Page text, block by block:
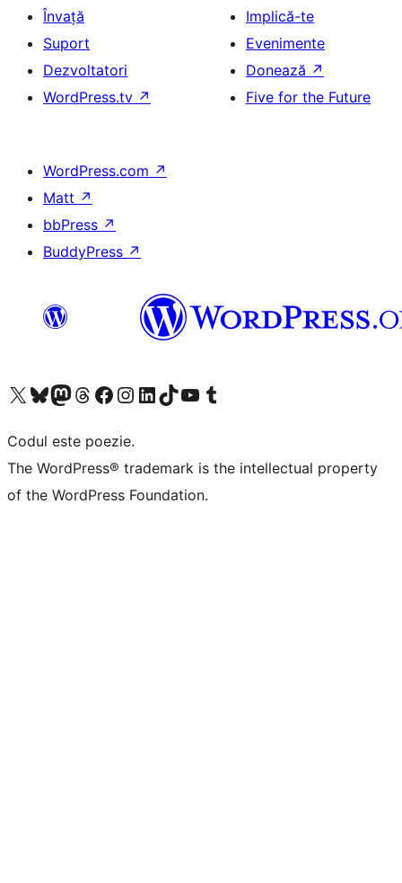
Învață
Suport
Dezvoltatori
WordPress.tv ↗
Implică-te
Evenimente
Donează ↗
Five for the Future
WordPress.com ↗
Matt ↗
bbPress ↗
BuddyPress ↗
Mergi la contul nostru X (fost Twitter)
Vizitează contul nostru Bluesky
Vizitează contul nostru Mastodon
Vizitează contul nostru Threads
Vizitează pagina noastră Facebook
Vizitează-ne pe Instagram
Vizitează-ne pe LinkedIn
Vizitează contul nostru TikTok
Vizitează canalul nostru YouTube
Vizitează contul nostru Tumblr
Codul este poezie.
The WordPress® trademark is the intellectual property
of the WordPress Foundation.